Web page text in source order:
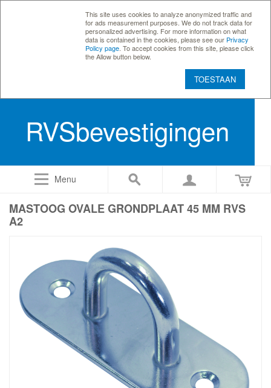
This site uses cookies to analyze anonymized traffic and
for ads measurement purposes. We do not track data for
personalized advertising. For more information on what
data is contained in the cookies, please see our Privacy
Policy page . To accept cookies from this site, please click
the Allow button below.
TOESTAAN
RVSbevestigingen
Menu
MASTOOG OVALE GRONDPLAAT 45 MM RVS
A2